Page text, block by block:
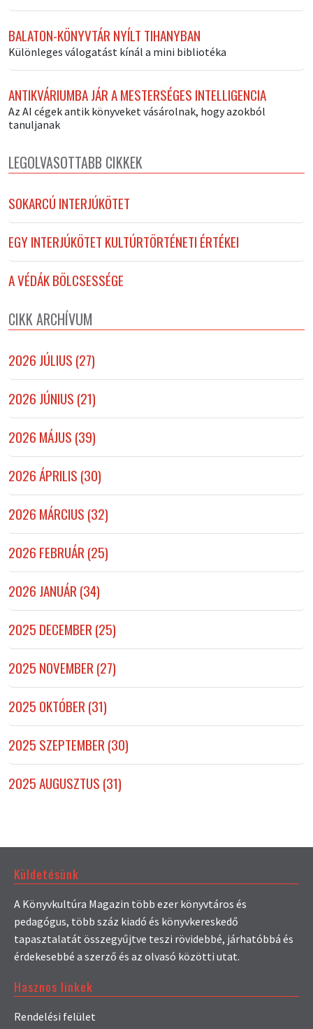
BALATON-KÖNYVTÁR NYÍLT TIHANYBAN
Különleges válogatást kínál a mini bibliotéka
ANTIKVÁRIUMBA JÁR A MESTERSÉGES INTELLIGENCIA
Az AI cégek antik könyveket vásárolnak, hogy azokból
tanuljanak
LEGOLVASOTTABB CIKKEK
SOKARCÚ INTERJÚKÖTET
EGY INTERJÚKÖTET KULTÚRTÖRTÉNETI ÉRTÉKEI
A VÉDÁK BÖLCSESSÉGE
CIKK ARCHÍVUM
2026 JÚLIUS (27)
2026 JÚNIUS (21)
2026 MÁJUS (39)
2026 ÁPRILIS (30)
2026 MÁRCIUS (32)
2026 FEBRUÁR (25)
2026 JANUÁR (34)
2025 DECEMBER (25)
2025 NOVEMBER (27)
2025 OKTÓBER (31)
2025 SZEPTEMBER (30)
2025 AUGUSZTUS (31)
Küldetésünk
A Könyvkultúra Magazin több ezer könyvtáros és
pedagógus, több száz kiadó és könyvkereskedő
tapasztalatát összegyűjtve teszi rövidebbé, járhatóbbá és
érdekesebbé a szerző és az olvasó közötti utat.
Hasznos linkek
Rendelési felület